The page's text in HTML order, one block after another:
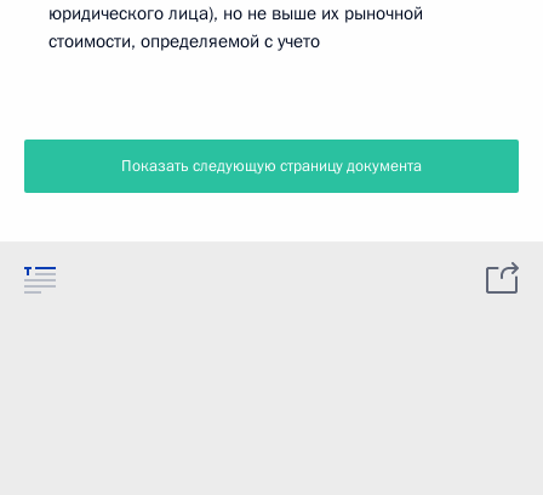
юридического лица), но не выше их рыночной
стоимости, определяемой с учето
Показать следующую страницу документа